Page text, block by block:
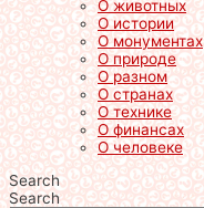
О животных
О истории
О монументах
О природе
О разном
О странах
О технике
О финансах
О человеке
Search
Search